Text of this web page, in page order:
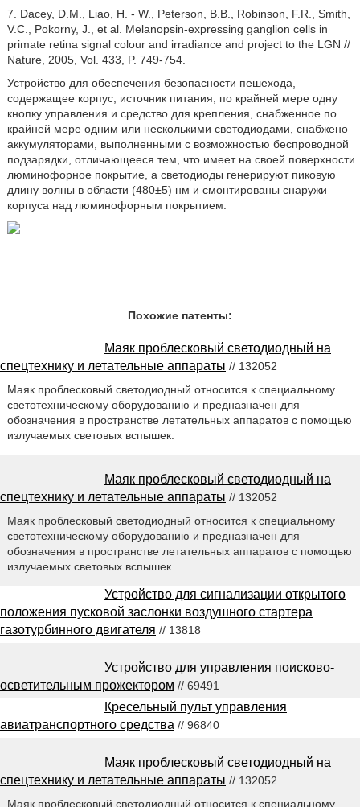
7. Dacey, D.M., Liao, H. - W., Peterson, B.B., Robinson, F.R., Smith,
V.C., Pokorny, J., et al. Melanopsin-expressing ganglion cells in
primate retina signal colour and irradiance and project to the LGN //
Nature, 2005, Vol. 433, P. 749-754.
Устройство для обеспечения безопасности пешехода,
содержащее корпус, источник питания, по крайней мере одну
кнопку управления и средство для крепления, снабженное по
крайней мере одним или несколькими светодиодами, снабжено
аккумуляторами, выполненными с возможностью беспроводной
подзарядки, отличающееся тем, что имеет на своей поверхности
люминофорное покрытие, а светодиоды генерируют пиковую
длину волны в области (480±5) нм и смонтированы снаружи
корпуса над люминофорным покрытием.
Похожие патенты:
Маяк проблесковый светодиодный на
спецтехнику и летательные аппараты // 132052
Маяк проблесковый светодиодный относится к специальному
светотехническому оборудованию и предназначен для
обозначения в пространстве летательных аппаратов с помощью
излучаемых световых вспышек.
Маяк проблесковый светодиодный на
спецтехнику и летательные аппараты // 132052
Маяк проблесковый светодиодный относится к специальному
светотехническому оборудованию и предназначен для
обозначения в пространстве летательных аппаратов с помощью
излучаемых световых вспышек.
Устройство для сигнализации открытого
положения пусковой заслонки воздушного стартера
газотурбинного двигателя // 13818
Устройство для управления поисково-
осветительным прожектором // 69491
Кресельный пульт управления
авиатранспортного средства // 96840
Маяк проблесковый светодиодный на
спецтехнику и летательные аппараты // 132052
Маяк проблесковый светодиодный относится к специальному